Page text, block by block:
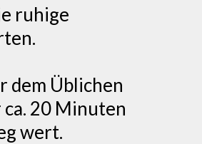
ruhige
dem Üblichen
ca. 20 Minuten
wert.